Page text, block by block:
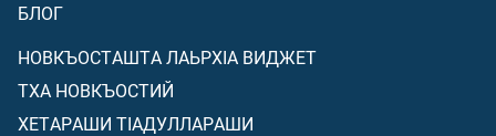
БЛОГ
НОВКЪОСТАШТА ЛАЬРХIА ВИДЖЕТ
ТХА НОВКЪОСТИЙ
ХЕТАРАШИ ТIАДУЛЛАРАШИ